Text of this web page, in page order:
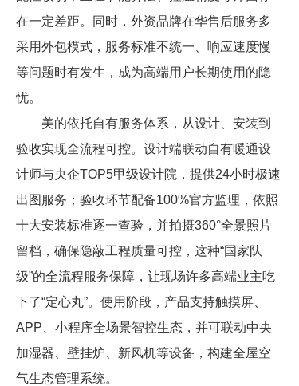
在一定差距。同时，外资品牌在华售后服务多
采用外包模式，服务标准不统一、响应速度慢
等问题时有发生，成为高端用户长期使用的隐
忧。
美的依托自有服务体系，从设计、安装到
验收实现全流程可控。设计端联动自有暖通设
计师与央企TOP5甲级设计院，提供24小时极速
出图服务；验收环节配备100%官方监理，依照
十大安装标准逐一查验，并拍摄360°全景照片
留档，确保隐蔽工程质量可控，这种“国家队
级”的全流程服务保障，让现场许多高端业主吃
下了“定心丸”。使用阶段，产品支持触摸屏、
APP、小程序全场景智控生态，并可联动中央
加湿器、壁挂炉、新风机等设备，构建全屋空
气生态管理系统。